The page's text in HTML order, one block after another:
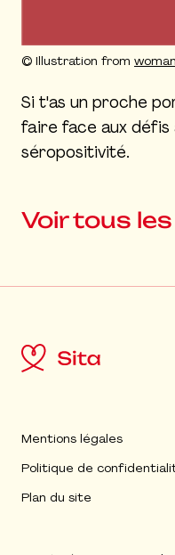
Si t'as un proche
faire face aux défis
séropositivité.
Droits réservés :
© Illustration from
Voir tous
Mentions légales
Politique de
Plan du site